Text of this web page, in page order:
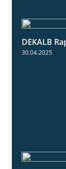
DEKALB
30.04.2025